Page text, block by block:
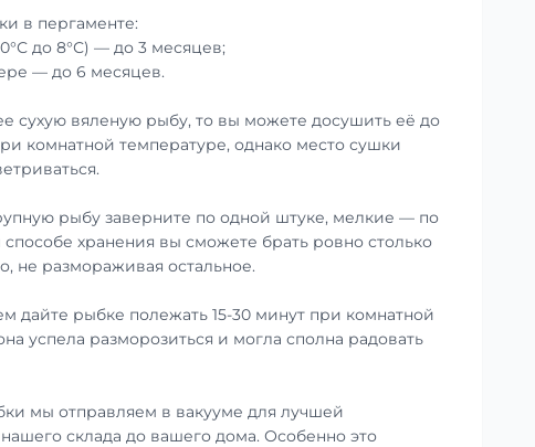
в пергаменте:
до 8°С) — до 3 месяцев;
— до 6 месяцев.
сухую вяленую рыбу, то вы можете досушить её до
комнатной температуре, однако место сушки
рыбу заверните по одной штуке, мелкие — по
хранения вы сможете брать ровно столько
не размораживая остальное.
дайте рыбке полежать 15-30 минут при комнатной
успела разморозиться и могла сполна радовать
мы отправляем в вакууме для лучшей
склада до вашего дома. Особенно это